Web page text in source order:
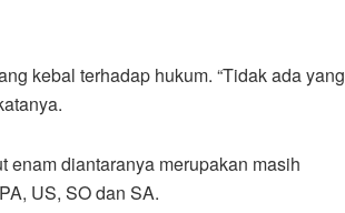
kebal terhadap hukum. “Tidak ada yang
enam diantaranya merupakan masih
US, SO dan SA.